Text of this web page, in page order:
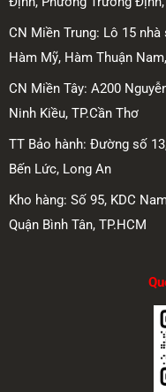
CN Miền Trung: Lô 15
Hàm Mỹ, Hàm Thuận
CN Miền Tây: A200
Ninh Kiều, TP.Cần Thơ
TT Bảo hành: Đường số
Bến Lức, Long An
Kho hàng: Số 95, KDC
Quận Bình Tân, TP.HCM